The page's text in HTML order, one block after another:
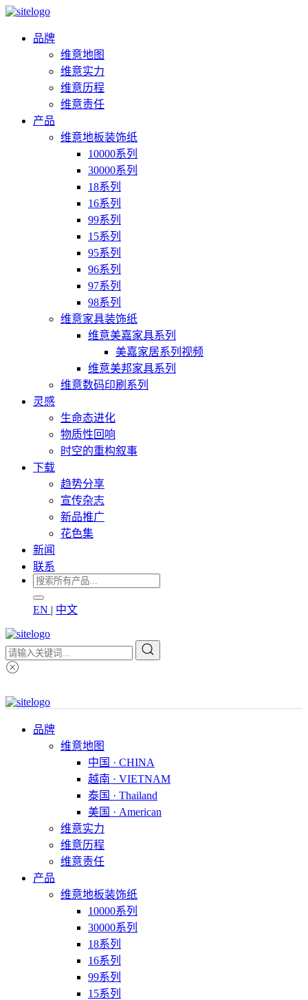
品牌
维意地图
维意实力
维意历程
维意责任
产品
维意地板装饰纸
10000系列
30000系列
18系列
16系列
99系列
15系列
95系列
96系列
97系列
98系列
维意家具装饰纸
维意美嘉家具系列
美嘉家居系列视频
维意美邦家具系列
维意数码印刷系列
灵感
生命态进化
物质性回响
时空的重构叙事
下载
趋势分享
宣传杂志
新品推广
花色集
新闻
联系
EN | 中文
品牌
维意地图
中国 · CHINA
越南 · VIETNAM
泰国 · Thailand
美国 · American
维意实力
维意历程
维意责任
产品
维意地板装饰纸
10000系列
30000系列
18系列
16系列
99系列
15系列